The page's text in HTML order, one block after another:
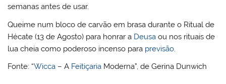
semanas antes de usar.
Queime num bloco de carvão em brasa durante o Ritual de
Hécate (13 de Agosto) para honrar a Deusa ou nos rituais de
lua cheia como poderoso incenso para previsão.
Fonte: “Wicca – A Feitiçaria Moderna”, de Gerina Dunwich